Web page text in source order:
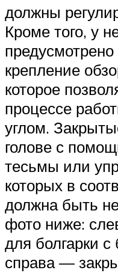
должны
Кроме того, у
крепление
которое
процессе
углом.
голове с
тесьмы или
которых в
должна быть
фото ниже:
для болгарки
справа —